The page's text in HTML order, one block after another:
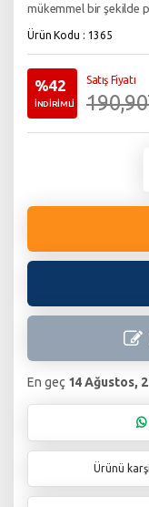
mükemmel bir şekilde
Ürün Kodu : 1365
%42
İNDİRİMLİ
Satış Fiyatı
En geç 14 Ağustos,
Ürünü